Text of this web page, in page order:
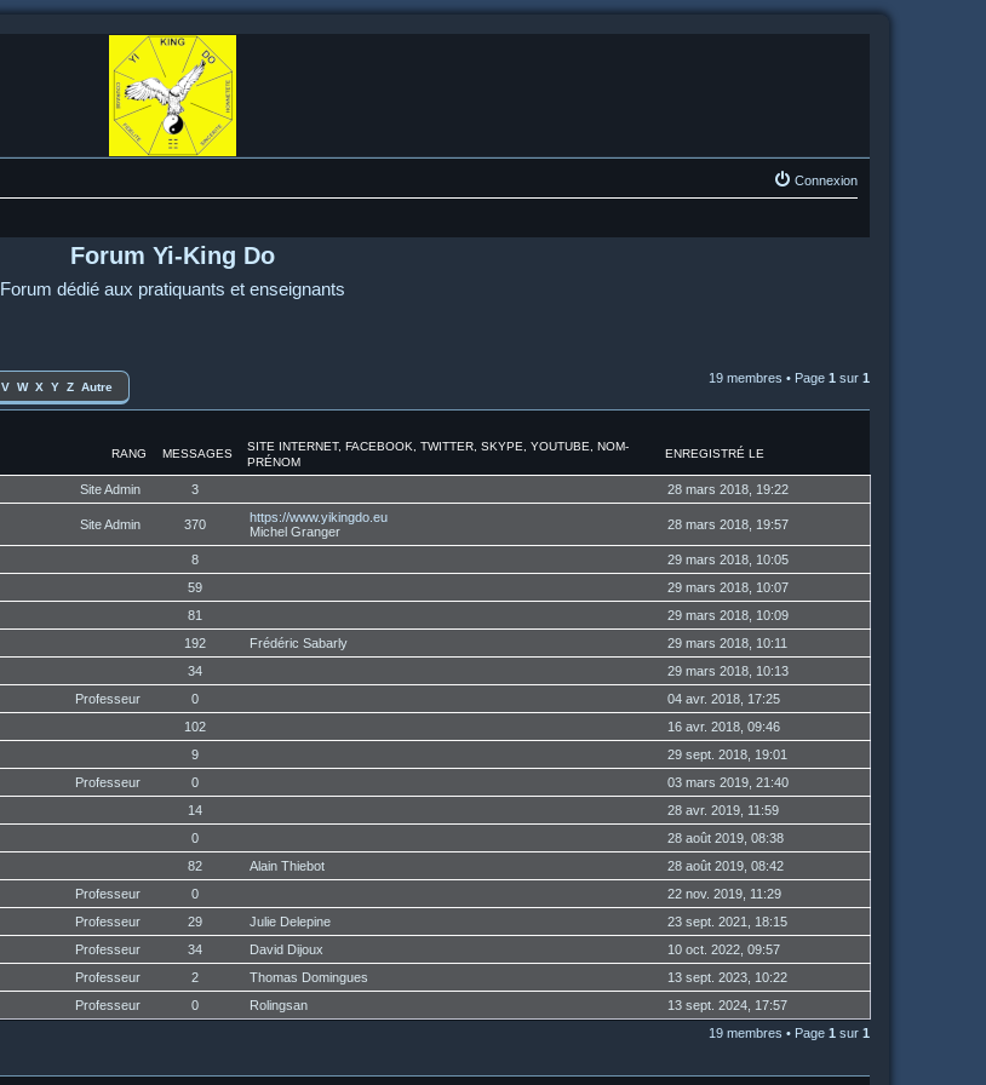
Connexion
Forum Yi-King Do
Forum dédié aux pratiquants et enseignants
V W X Y Z Autre
19 membres • Page 1 sur 1
RANG MESSAGES
SITE INTERNET, FACEBOOK, TWITTER, SKYPE, YOUTUBE, NOM-
PRÉNOM
ENREGISTRÉ LE
Site Admin 3 28 mars 2018, 19:22
Site Admin 370
https://www.yikingdo.eu
Michel Granger
28 mars 2018, 19:57
8
29 mars 2018, 10:05
59
29 mars 2018, 10:07
81
29 mars 2018, 10:09
192 Frédéric Sabarly
29 mars 2018, 10:11
34
29 mars 2018, 10:13
Professeur
0
04 avr. 2018, 17:25
102
16 avr. 2018, 09:46
9
29 sept. 2018, 19:01
Professeur
0
03 mars 2019, 21:40
14
28 avr. 2019, 11:59
0
28 août 2019, 08:38
82 Alain Thiebot
28 août 2019, 08:42
Professeur
0
22 nov. 2019, 11:29
Professeur
29 Julie Delepine
23 sept. 2021, 18:15
Professeur
34 David Dijoux
10 oct. 2022, 09:57
Professeur
2 Thomas Domingues
13 sept. 2023, 10:22
Professeur
0 Rolingsan
13 sept. 2024, 17:57
19 membres • Page 1 sur 1